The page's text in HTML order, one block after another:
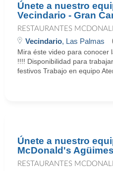
Únete a nuestro
Vecindario - Gran
RESTAURANTES
Vecindario, Las Palmas
Mira éste video para conocer
!!!! Disponibilidad para
festivos Trabajo en equipo
Únete a nuestro
McDonald's Agüimes
RESTAURANTES